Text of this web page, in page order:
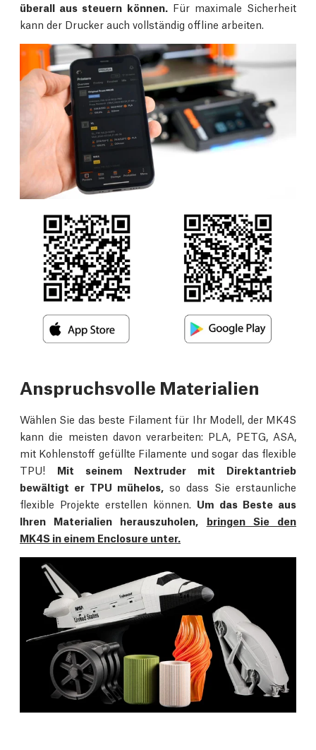
überall aus steuern können. Für maximale Sicherheit
kann der Drucker auch vollständig offline arbeiten.
Anspruchsvolle Materialien
Wählen Sie das beste Filament für Ihr Modell, der MK4S
kann die meisten davon verarbeiten: PLA, PETG, ASA,
mit Kohlenstoff gefüllte Filamente und sogar das flexible
TPU! Mit seinem Nextruder mit Direktantrieb
bewältigt er TPU mühelos, so dass Sie erstaunliche
flexible Projekte erstellen können. Um das Beste aus
Ihren Materialien herauszuholen, bringen Sie den
MK4S in einem Enclosure unter.